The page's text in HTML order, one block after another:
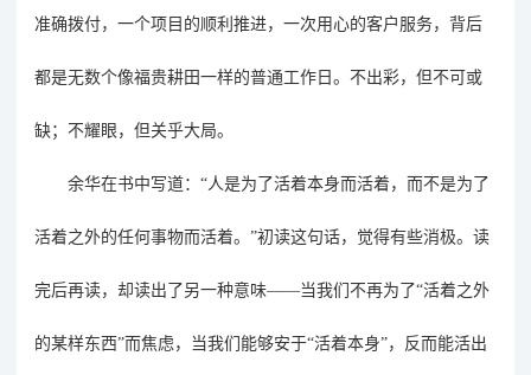
准确拨付，一个项目的顺利推进，一次用心的客户服务，背后
都是无数个像福贵耕田一样的普通工作日。不出彩，但不可或
缺；不耀眼，但关乎大局。
余华在书中写道： “人是为了活着本身而活着，而不是为了
活着之外的任何事物而活着。”初读这句话，觉得有些消极。 读
完后再读，却读出了另一种意味——当我们不再为了“活着之外
的某样东西”而焦虑，当我们能够安于“活着本身”，反而能活出